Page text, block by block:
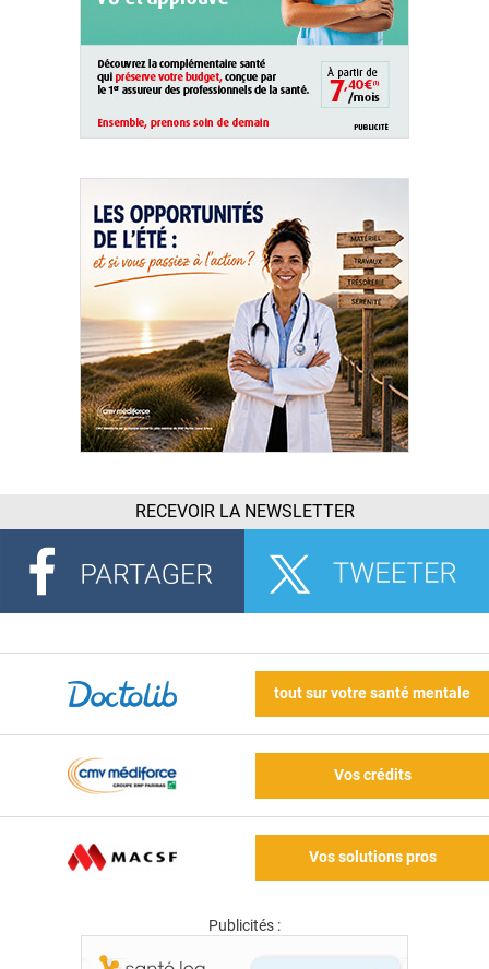
RECEVOIR LA NEWSLETTER
tout sur votre santé mentale
Vos crédits
Vos solutions pros
Publicités :